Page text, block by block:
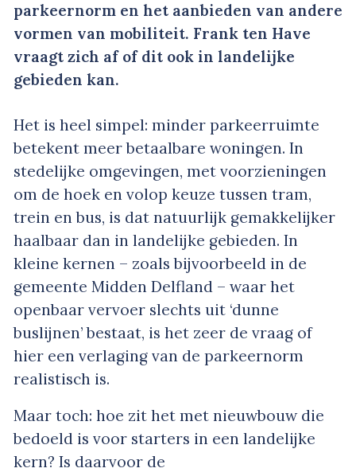
parkeernorm en het aanbieden van andere
vormen van mobiliteit. Frank ten Have
vraagt zich af of dit ook in landelijke
gebieden kan.
Het is heel simpel: minder parkeerruimte
betekent meer betaalbare woningen. In
stedelijke omgevingen, met voorzieningen
om de hoek en volop keuze tussen tram,
trein en bus, is dat natuurlijk gemakkelijker
haalbaar dan in landelijke gebieden. In
kleine kernen – zoals bijvoorbeeld in de
gemeente Midden Delfland – waar het
openbaar vervoer slechts uit ‘dunne
buslijnen’ bestaat, is het zeer de vraag of
hier een verlaging van de parkeernorm
realistisch is.
Maar toch: hoe zit het met nieuwbouw die
bedoeld is voor starters in een landelijke
kern? Is daarvoor de